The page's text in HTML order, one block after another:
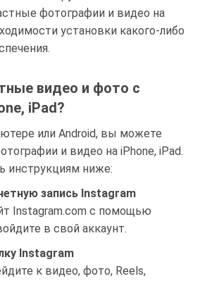
фотографии и видео на
установки какого-либо
видео и фото с
iPad?
или Android, вы можете
и видео на iPhone, iPad.
инструкциям ниже:
запись Instagram
Instagram.com с помощью
в свой аккаунт.
Instagram
к видео, фото, Reels,